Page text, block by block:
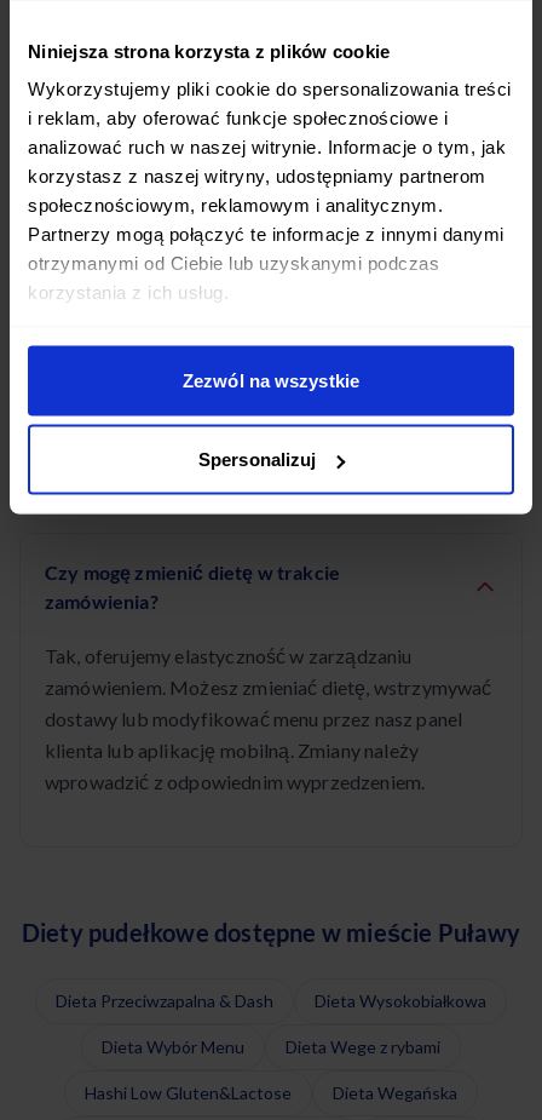
Niniejsza strona korzysta z plików cookie
Wykorzystujemy pliki cookie do spersonalizowania treści
i reklam, aby oferować funkcje społecznościowe i
analizować ruch w naszej witrynie. Informacje o tym, jak
korzystasz z naszej witryny, udostępniamy partnerom
społecznościowym, reklamowym i analitycznym.
Partnerzy mogą połączyć te informacje z innymi danymi
otrzymanymi od Ciebie lub uzyskanymi podczas
korzystania z ich usług.
Zezwól na wszystkie
Spersonalizuj
wegetariańskie i wiele innych. Każda dieta jest
przygotowywana przez wykwalifikowanych
dietetyków.
O której godzinie dostarczacie posiłki w
mieście Puławy?
porannych, zazwyczaj między 5:00 a 8:00 rano.
Dzięki temu masz zapewnione świeże posiłki na cały
dzień. Dokładne godziny mogą się różnić w
Czy mogę zmienić dietę w trakcie
zamówienia?
Tak, oferujemy elastyczność w zarządzaniu
zamówieniem. Możesz zmieniać dietę, wstrzymywać
dostawy lub modyfikować menu przez nasz panel
klienta lub aplikację mobilną. Zmiany należy
wprowadzić z odpowiednim wyprzedzeniem.
Diety pudełkowe dostępne w mieście Puławy
Dieta Przeciwzapalna & Dash Dieta Wysokobiałkowa
Dieta Wybór Menu Dieta Wege z rybami
Hashi Low Gluten&Lactose Dieta Wegańska